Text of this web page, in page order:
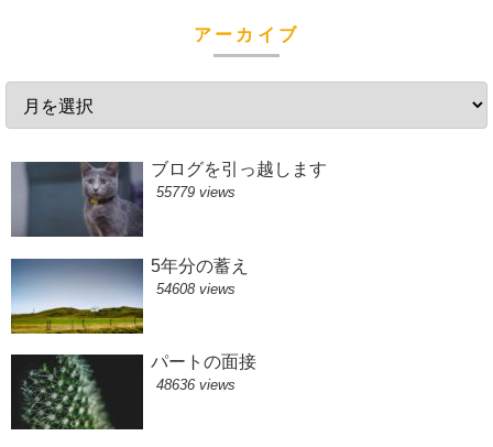
アーカイブ
ブログを引っ越します
55779 views
5年分の蓄え
54608 views
パートの面接
48636 views